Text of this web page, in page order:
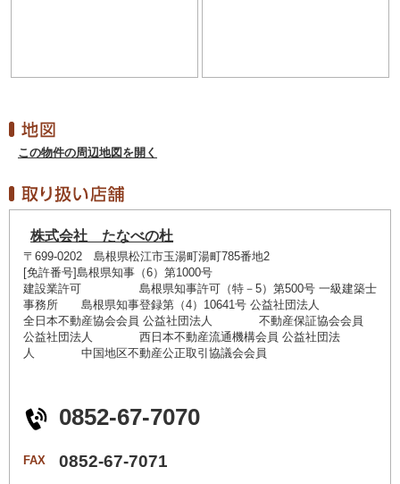
この物件の周辺地図を開く
株式会社 たなべの杜
〒699-0202 島根県松江市玉湯町湯町785番地2
[免許番号]島根県知事（6）第1000号
建設業許可 島根県知事許可（特－5）第500号 一級建築士
事務所 島根県知事登録第（4）10641号 公益社団法人
全日本不動産協会会員 公益社団法人 不動産保証協会会員
公益社団法人 西日本不動産流通機構会員 公益社団法
人 中国地区不動産公正取引協議会会員
0852-67-7070
FAX 0852-67-7071